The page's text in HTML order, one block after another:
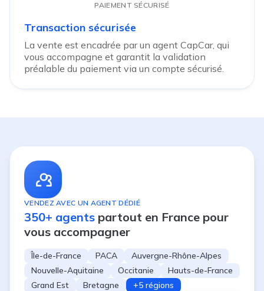
PAIEMENT SÉCURISÉ
Transaction sécurisée
La vente est encadrée par un agent CapCar, qui
vous accompagne et garantit la validation
préalable du paiement via un compte sécurisé.
VENDEZ AVEC UN AGENT DÉDIÉ
350+ agents partout en France pour
vous accompagner
Île-de-France PACA
Auvergne-Rhône-Alpes
Nouvelle-Aquitaine
Occitanie
Hauts-de-France
Grand Est
Bretagne +5 régions